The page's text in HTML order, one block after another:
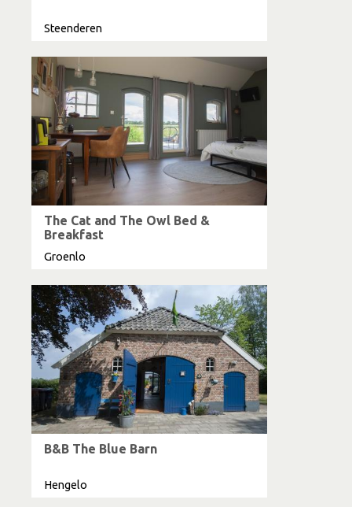
Steenderen
The Cat and The Owl Bed &
Breakfast
Groenlo
B&B The Blue Barn
Hengelo